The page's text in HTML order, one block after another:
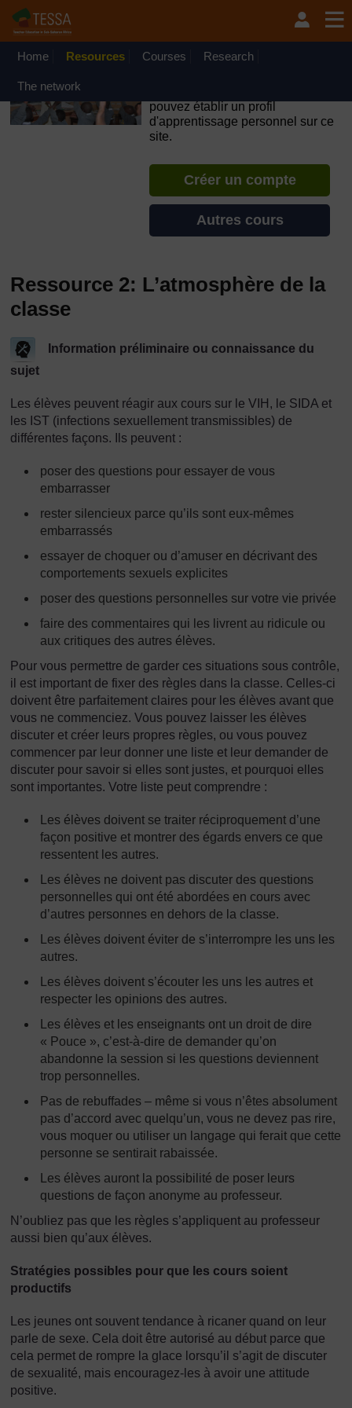
Passer au contenu principal
OpenLearn Create will be unavailable on Wednesday 12
August 2026 from 8am to 10.30am (GMT) due to routine
Home Resources Courses Research
The network
pouvez établir un profil
d'apprentissage personnel sur ce
site.
Créer un compte
Autres cours
Ressource 2: L’atmosphère de la
classe
Information préliminaire ou connaissance du
sujet
Les élèves peuvent réagir aux cours sur le VIH, le SIDA et
les IST (infections sexuellement transmissibles) de
différentes façons. Ils peuvent :
poser des questions pour essayer de vous
embarrasser
rester silencieux parce qu’ils sont eux-mêmes
embarrassés
essayer de choquer ou d’amuser en décrivant des
comportements sexuels explicites
poser des questions personnelles sur votre vie privée
faire des commentaires qui les livrent au ridicule ou
aux critiques des autres élèves.
Pour vous permettre de garder ces situations sous contrôle,
il est important de fixer des règles dans la classe. Celles-ci
doivent être parfaitement claires pour les élèves avant que
vous ne commenciez. Vous pouvez laisser les élèves
discuter et créer leurs propres règles, ou vous pouvez
commencer par leur donner une liste et leur demander de
discuter pour savoir si elles sont justes, et pourquoi elles
sont importantes. Votre liste peut comprendre :
Les élèves doivent se traiter réciproquement d’une
façon positive et montrer des égards envers ce que
ressentent les autres.
Les élèves ne doivent pas discuter des questions
personnelles qui ont été abordées en cours avec
d’autres personnes en dehors de la classe.
Les élèves doivent éviter de s’interrompre les uns les
autres.
Les élèves doivent s’écouter les uns les autres et
respecter les opinions des autres.
Les élèves et les enseignants ont un droit de dire
« Pouce », c’est-à-dire de demander qu’on
abandonne la session si les questions deviennent
trop personnelles.
Pas de rebuffades – même si vous n’êtes absolument
pas d’accord avec quelqu’un, vous ne devez pas rire,
vous moquer ou utiliser un langage qui ferait que cette
personne se sentirait rabaissée.
Les élèves auront la possibilité de poser leurs
questions de façon anonyme au professeur.
N’oubliez pas que les règles s’appliquent au professeur
aussi bien qu’aux élèves.
Stratégies possibles pour que les cours soient
productifs
Les jeunes ont souvent tendance à ricaner quand on leur
parle de sexe. Cela doit être autorisé au début parce que
cela permet de rompre la glace lorsqu’il s’agit de discuter
de sexualité, mais encouragez-les à avoir une attitude
positive.